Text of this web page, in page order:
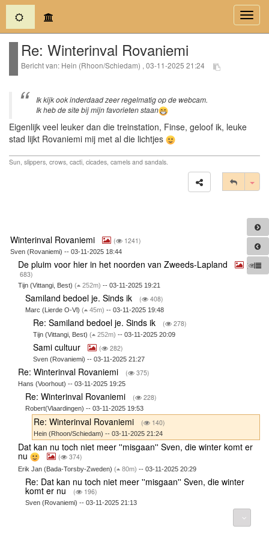
(current)
Re: Winterinval Rovaniemi
Bericht van: Hein (Rhoon/Schiedam) , 03-11-2025 21:24
Ik kijk ook inderdaad zeer regelmatig op de webcam.
Ik heb de site bij mijn favorieten staan
Eigenlijk veel leuker dan die treinstation, Finse, geloof ik, leuke
stad lijkt Rovaniemi mij met al die lichtjes
Sun, slippers, crows, cacti, cicades, camels and sandals.
Winterinval Rovaniemi ( 1241)
Sven (Rovaniemi) -- 03-11-2025 18:44
De pluim voor hier in het noorden van Zweeds-Lapland
(
683)
Tijn (Vittangi, Best) ( 252m) -- 03-11-2025 19:21
Samiland bedoel je. Sinds ik ( 408)
Marc (Lierde O-Vl)( 45m) -- 03-11-2025 19:48
Re: Samiland bedoel je. Sinds ik ( 278)
Tijn (Vittangi, Best) ( 252m) -- 03-11-2025 20:09
Sami cultuur ( 282)
Sven (Rovaniemi) -- 03-11-2025 21:27
Re: Winterinval Rovaniemi ( 375)
Hans (Voorhout) -- 03-11-2025 19:25
Re: Winterinval Rovaniemi ( 228)
Robert(Vlaardingen) -- 03-11-2025 19:53
Re: Winterinval Rovaniemi ( 140)
Hein (Rhoon/Schiedam) -- 03-11-2025 21:24
Dat kan nu toch niet meer ''misgaan'' Sven, die winter komt er
nu ( 374)
Erik Jan (Bada-Torsby-Zweden) ( 80m) -- 03-11-2025 20:29
Re: Dat kan nu toch niet meer ''misgaan'' Sven, die winter
komt er nu ( 196)
Sven (Rovaniemi) -- 03-11-2025 21:13